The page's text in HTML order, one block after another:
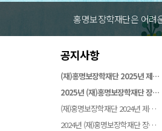
홍명보장학재단은 어려
공지사항
(재)홍명보장학재단 2025년 제…
2025년 (재)홍명보장학재단 장…
(재)홍명보장학재단 2024년 제…
2024년 (재)홍명보장학재단 장…